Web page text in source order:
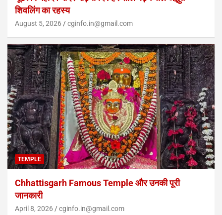
शिवलिंग का रहस्य
August 5, 2026 cginfo.in@gmail.com
TEMPLE
Chhattisgarh Famous Temple और उनकी पूरी
जानकारी
April 8, 2026 cginfo.in@gmail.com